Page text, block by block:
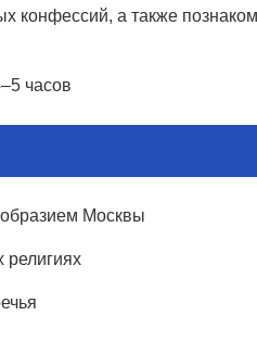
а также
часов
Москвы